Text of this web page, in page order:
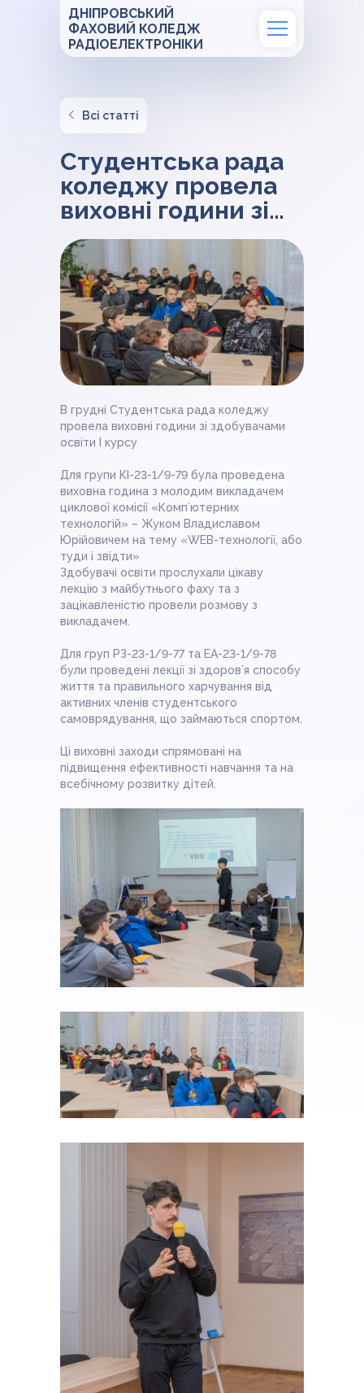
ДНІПРОВСЬКИЙ
ФАХОВИЙ КОЛЕДЖ
РАДІОЕЛЕКТРОНІКИ
Всі статті
Студентська рада
коледжу провела
виховні години зі
здобувачами освіти
І курсу
В грудні Студентська рада коледжу
провела виховні години зі здобувачами
освіти І курсу
Для групи КІ-23-1/9-79 була проведена
виховна година з молодим викладачем
циклової комісії «Компʼютерних
технологій» – Жуком Владиславом
Юрійовичем на тему «WEB-технології, або
туди і звідти»
Здобувачі освіти прослухали цікаву
лекцію з майбутнього фаху та з
зацікавленістю провели розмову з
викладачем.
Для груп РЗ-23-1/9-77 та ЕА-23-1/9-78
були проведені лекції зі здоров’я способу
життя та правильного харчування від
активних членів студентського
самоврядування, що займаються спортом.
Ці виховні заходи спрямовані на
підвищення ефективності навчання та на
всебічному розвитку дітей.